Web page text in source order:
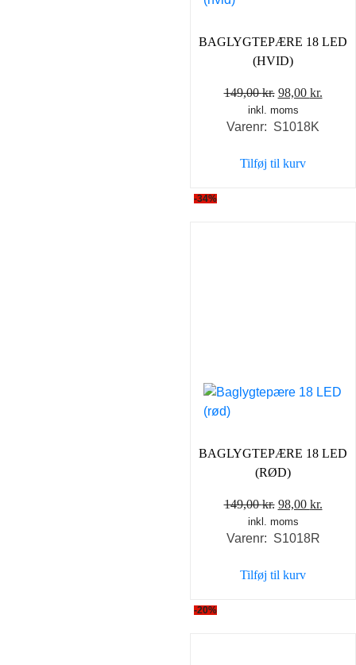
BAGLYGTEPÆRE 18 LED
(HVID)
149,00kr. Den
oprindelige
pris
149,00 kr..
98,00 kr.
inkl. moms
Varenr: S1018K
Tilføj til kurv
-34%
BAGLYGTEPÆRE 18 LED
(RØD)
149,00kr. Den
oprindelige
pris
149,00 kr..
98,00 kr.
inkl. moms
Varenr: S1018R
Tilføj til kurv
-20%